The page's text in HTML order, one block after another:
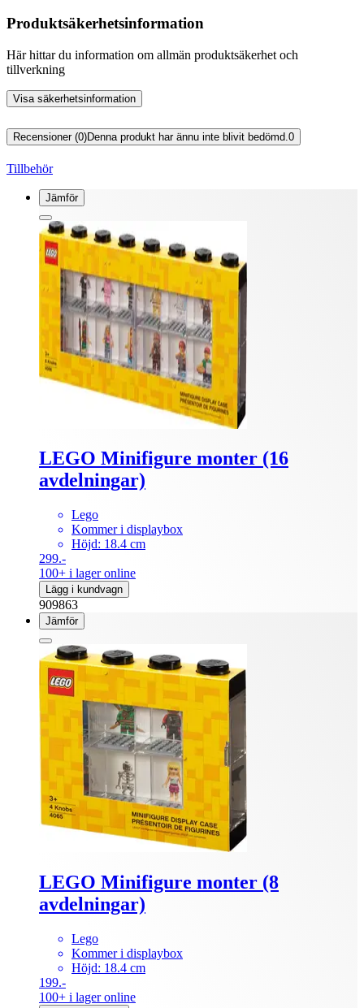
Produktsäkerhetsinformation
Här hittar du information om allmän produktsäkerhet och
tillverkning
Visa säkerhetsinformation
Recensioner (0)Denna produkt har ännu inte blivit bedömd. 0
Tillbehör
Jämför
LEGO Minifigure monter (16
avdelningar)
Lego
Kommer i displaybox
Höjd: 18.4 cm
299.-
100+ i lager online
Lägg i kundvagn
909863
Jämför
LEGO Minifigure monter (8
avdelningar)
Lego
Kommer i displaybox
Höjd: 18.4 cm
199.-
100+ i lager online